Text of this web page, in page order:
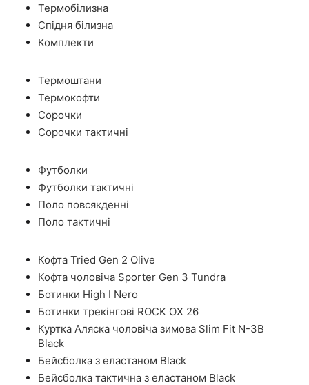
Термобілизна
Спідня білизна
Комплекти
Термоштани
Термокофти
Сорочки
Сорочки тактичні
Футболки
Футболки тактичні
Поло повсякденні
Поло тактичні
Кофта Tried Gen 2 Olive
Кофта чоловіча Sporter Gen 3 Tundra
Ботинки High I Nero
Ботинки трекінгові ROCK OX 26
Куртка Аляска чоловіча зимова Slim Fit N-3B
Black
Бейсболка з еластаном Black
Бейсболка тактична з еластаном Black